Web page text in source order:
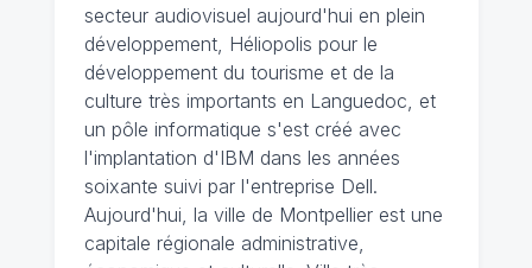
secteur audiovisuel aujourd'hui en plein
développement, Héliopolis pour le
développement du tourisme et de la
culture très importants en Languedoc, et
un pôle informatique s'est créé avec
l'implantation d'IBM dans les années
soixante suivi par l'entreprise Dell.
Aujourd'hui, la ville de Montpellier est une
capitale régionale administrative,